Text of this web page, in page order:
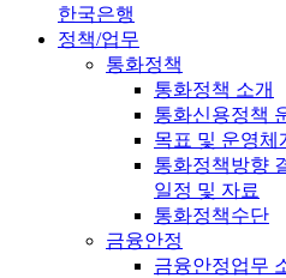
한국은행
정책/업무
통화정책
통화정책 소개
통화신용정책
목표 및 운영체
통화정책방향
일정 및 자료
통화정책수단
금융안정
금융안정업무